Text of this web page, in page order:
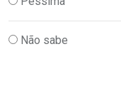
Não sabe